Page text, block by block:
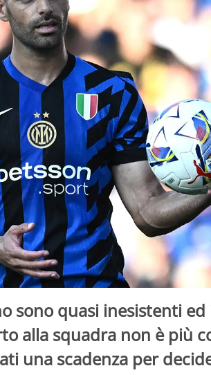
sono quasi inesistenti ed
alla squadra non è più
una scadenza per